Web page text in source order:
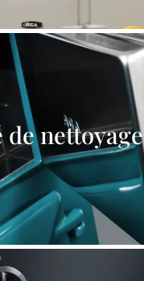
nettoyage